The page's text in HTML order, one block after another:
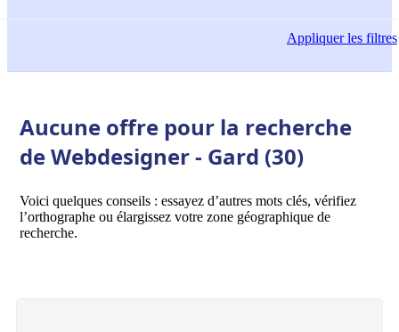
Appliquerles filtres
Aucune offre pour la recherche
de Webdesigner - Gard (30)
Voici quelques conseils : essayez d’autres mots clés, vérifiez
l’orthographe ou élargissez votre zone géographique de
recherche.